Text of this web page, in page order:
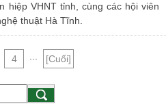
hiệp VHNT tỉnh, cùng các hội viên
thuật Hà Tĩnh.
4 [Cuối]